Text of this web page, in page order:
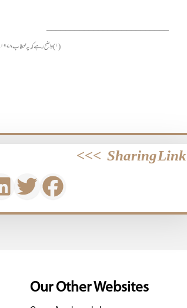
__________________________
(۱) واضح رہے کہ یہ خطاب ۱۹۷۸ء کا ہے۔ متذکرہ بالا کتاب اسی سال شائع ہوئی تھی۔
Sharing Link
>>>
Our Other Websites